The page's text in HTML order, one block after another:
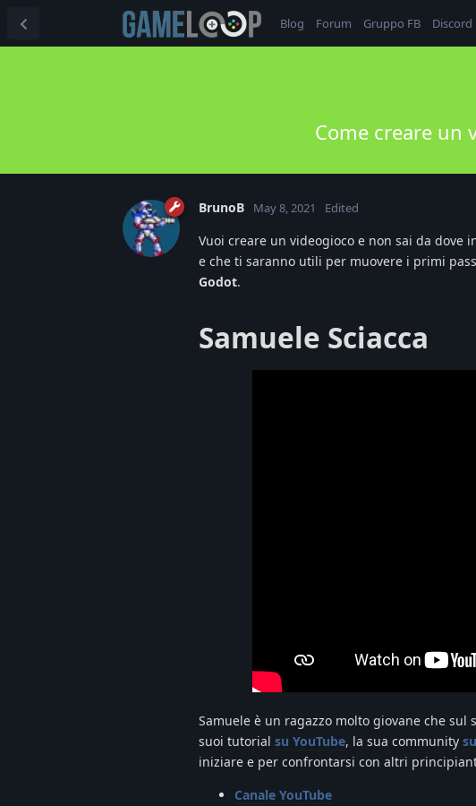
Blog Forum Gruppo FB Discord
Come creare un
BrunoB May 8, 2021 Edited
Vuoi creare un videogioco e non sai da dove
e che ti saranno utili per muovere i primi
Godot.
Samuele Sciacca
Samuele è un ragazzo molto giovane che
suoi tutorial su YouTube, la sua community
iniziare e per confrontarsi con altri
Canale YouTube